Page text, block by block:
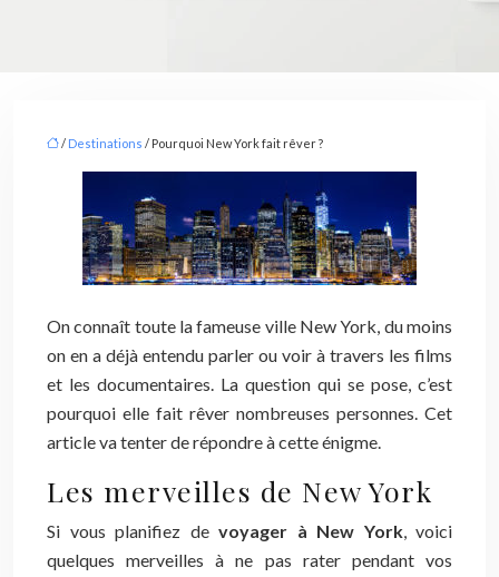
/ Destinations / Pourquoi New York fait rêver ?
On connaît toute la fameuse ville New York, du moins
on en a déjà entendu parler ou voir à travers les films
et les documentaires. La question qui se pose, c’est
pourquoi elle fait rêver nombreuses personnes. Cet
article va tenter de répondre à cette énigme.
Les merveilles de New York
Si vous planifiez de voyager à New York, voici
quelques merveilles à ne pas rater pendant vos